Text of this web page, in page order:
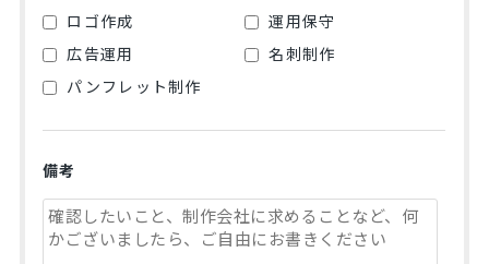
ロゴ作成
運用保守
広告運用
名刺制作
パンフレット制作
備考